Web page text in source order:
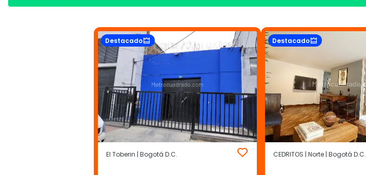
Destacado
El Toberin | Bogotá D.C.
Destacado
CEDRITOS | Norte | Bogotá D.C.